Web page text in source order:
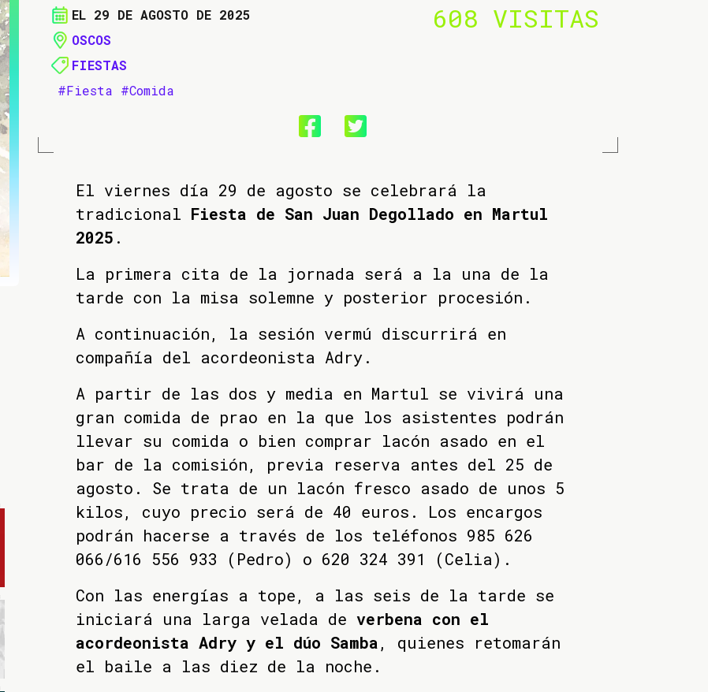
EL 29 DE AGOSTO DE 2025
OSCOS
FIESTAS
#Fiesta #Comida
608 VISITAS
El viernes día 29 de agosto se celebrará la
tradicional Fiesta de San Juan Degollado en Martul
2025 .
La primera cita de la jornada será a la una de la
tarde con la misa solemne y posterior procesión.
A continuación, la sesión vermú discurrirá en
compañía del acordeonista Adry.
A partir de las dos y media en Martul se vivirá una
gran comida de prao en la que los asistentes podrán
llevar su comida o bien comprar lacón asado en el
bar de la comisión, previa reserva antes del 25 de
agosto. Se trata de un lacón fresco asado de unos 5
kilos, cuyo precio será de 40 euros. Los encargos
podrán hacerse a través de los teléfonos 985 626
066/616 556 933 (Pedro) o 620 324 391 (Celia).
Con las energías a tope, a las seis de la tarde se
iniciará una larga velada de verbena con el
acordeonista Adry y el dúo Samba , quienes retomarán
el baile a las diez de la noche.